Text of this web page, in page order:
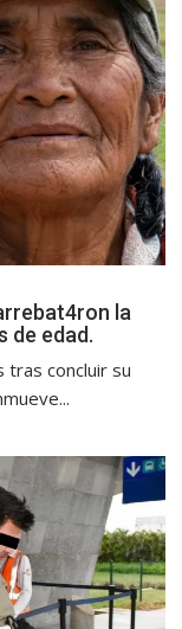
la
de edad.
tras concluir su